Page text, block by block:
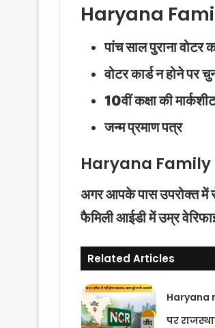
Haryana
पांच साल पुराना वोटर
वोटर कार्ड न होने पर
10वीं कक्षा की
जन्म प्रमाण पत्र
Haryana Family
अगर आपके पास उपरोक्त में
फैमिली आईडी में उम्र
Related Articles
Haryana
पर